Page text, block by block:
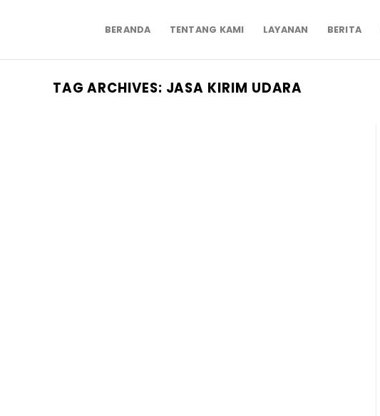
BERANDA TENTANG KAMI LAYANAN BERITA
TAG ARCHIVES: JASA KIRIM UDARA